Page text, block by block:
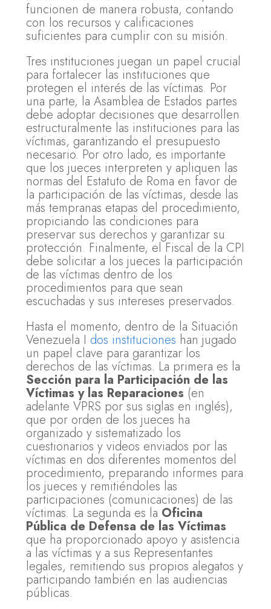
funcionen de manera robusta, contando
con los recursos y calificaciones
suficientes para cumplir con su misión.
Tres instituciones juegan un papel crucial
para fortalecer las instituciones que
protegen el interés de las víctimas. Por
una parte, la Asamblea de Estados partes
debe adoptar decisiones que desarrollen
estructuralmente las instituciones para las
víctimas, garantizando el presupuesto
necesario. Por otro lado, es importante
que los jueces interpreten y apliquen las
normas del Estatuto de Roma en favor de
la participación de las víctimas, desde las
más tempranas etapas del procedimiento,
propiciando las condiciones para
preservar sus derechos y garantizar su
protección. Finalmente, el Fiscal de la CPI
debe solicitar a los jueces la participación
de las víctimas dentro de los
procedimientos para que sean
escuchadas y sus intereses preservados.
Hasta el momento, dentro de la Situación
Venezuela I dos instituciones han jugado
un papel clave para garantizar los
derechos de las víctimas. La primera es la
Sección para la Participación de las
Víctimas y las Reparaciones (en
adelante VPRS por sus siglas en inglés),
que por orden de los jueces ha
organizado y sistematizado los
cuestionarios y videos enviados por las
víctimas en dos diferentes momentos del
procedimiento, preparando informes para
los jueces y remitiéndoles las
participaciones (comunicaciones) de las
víctimas. La segunda es la Oficina
Pública de Defensa de las Víctimas
que ha proporcionado apoyo y asistencia
a las víctimas y a sus Representantes
legales, remitiendo sus propios alegatos y
participando también en las audiencias
públicas.